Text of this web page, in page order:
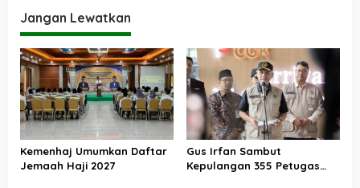
Jangan Lewatkan
Kemenhaj Umumkan Daftar
Jemaah Haji 2027
Gus Irfan Sambut
Kepulangan 355 Petugas